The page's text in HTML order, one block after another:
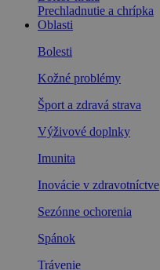
Prechladnutie a chrípka
Oblasti
Bolesti
Kožné problémy
Šport a zdravá strava
Výživové doplnky
Imunita
Inovácie v zdravotníctve
Sezónne ochorenia
Spánok
Trávenie